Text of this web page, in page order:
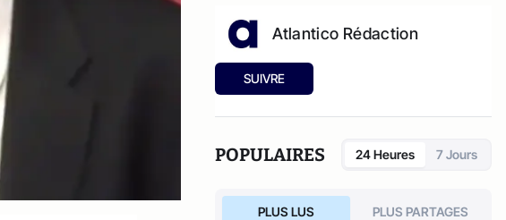
Atlantico Rédaction
SUIVRE
POPULAIRES 24 Heures 7 Jours
PLUS LUS PLUS PARTAGES